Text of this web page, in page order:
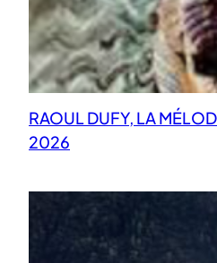
RAOUL DUFY, LA
2026